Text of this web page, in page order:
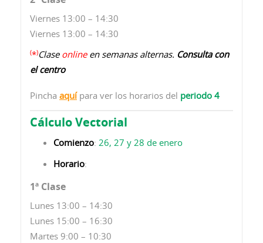
Viernes 13:00 – 14:30
Viernes 13:00 – 14:30
(*)Clase online en semanas alternas. Consulta con
el centro
Pincha aquípara ver los horarios del periodo 4
Cálculo Vectorial
Comienzo: 26, 27 y 28 de enero
Horario:
1ª Clase
Lunes 13:00 – 14:30
Lunes 15:00 – 16:30
Martes 9:00 – 10:30